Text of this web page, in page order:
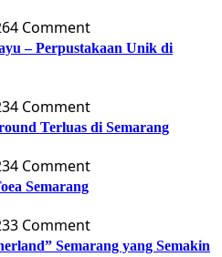
4 Comment
– Perpustakaan Unik di
4 Comment
Terluas di Semarang
4 Comment
Semarang
3 Comment
Semarang yang Semakin